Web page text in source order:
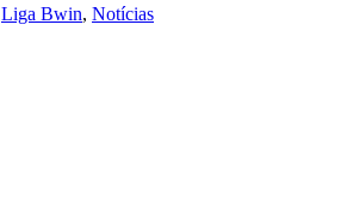
Liga Bwin, Notícias